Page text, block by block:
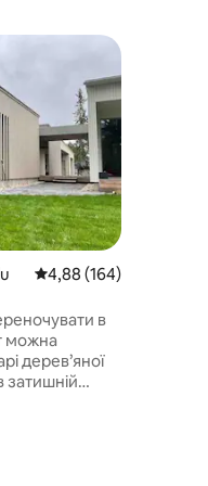
Середня оцінка: 4,88
4,88 (164)
в
можна
дерев’яної
затишній